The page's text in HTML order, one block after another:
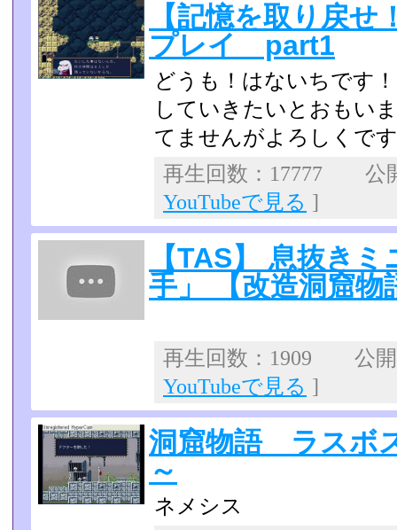
【記憶を取り戻
プレイ part1
どうも！はないちです
していきたいとおもい
てませんがよ­ろしく
再生回数：17777 公
YouTubeで見る ]
【TAS】 息抜き
手」 【改造洞窟物
再生回数：1909 公
YouTubeで見る ]
洞窟物語 ラスボ
～
ネメシス